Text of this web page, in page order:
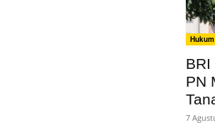
BRI
PN
7